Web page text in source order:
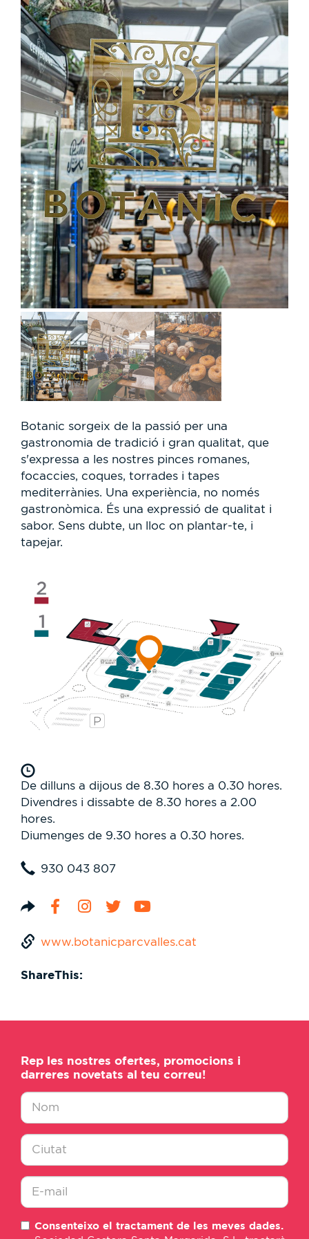
Botanic sorgeix de la passió per una
gastronomia de tradició i gran qualitat, que
s'expressa a les nostres pinces romanes,
focaccies, coques, torrades i tapes
mediterrànies. Una experiència, no només
gastronòmica. És una expressió de qualitat i
sabor. Sens dubte, un lloc on plantar-te, i
tapejar.
De dilluns a dijous de 8.30 hores a 0.30 hores.
Divendres i dissabte de 8.30 hores a 2.00
hores.
Diumenges de 9.30 hores a 0.30 hores.
‎930 043 807
www.botanicparcvalles.cat
ShareThis:
Rep les nostres ofertes, promocions i
darreres novetats al teu correu!
Nombre
Ciudad
mail
Consenteixo el tractament de les meves dades.